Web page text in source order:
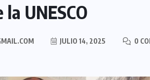
UNESCO
JULIO 14, 2025
0